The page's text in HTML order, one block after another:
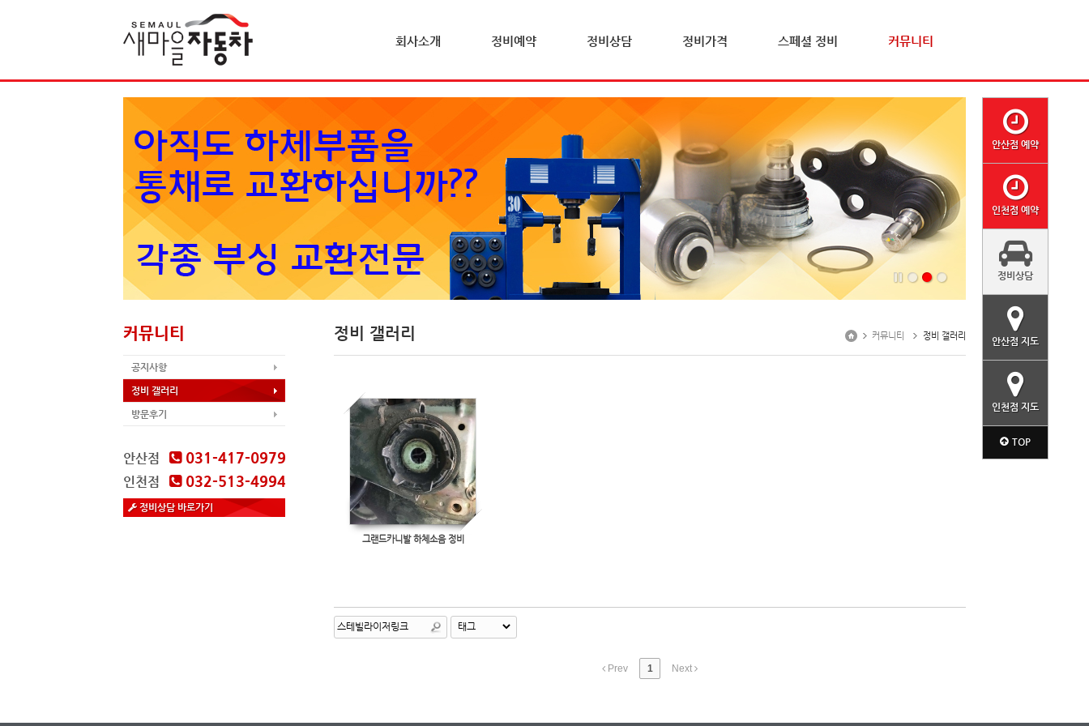
회사소개 정비예약 정비상담 정비가격 스페셜 정비 커뮤니티
커뮤니티
공지사항
정비 갤러리
방문후기
안산점 031-417-0979
인천점 032-513-4994
정비상담 바로가기
정비 갤러리 커뮤니티 정비 갤러리
그랜드카니발 하체소음 정비
Prev 1 Next
안산점 예약
인천점 예약
정비상담
안산점 지도
인천점 지도
TOP